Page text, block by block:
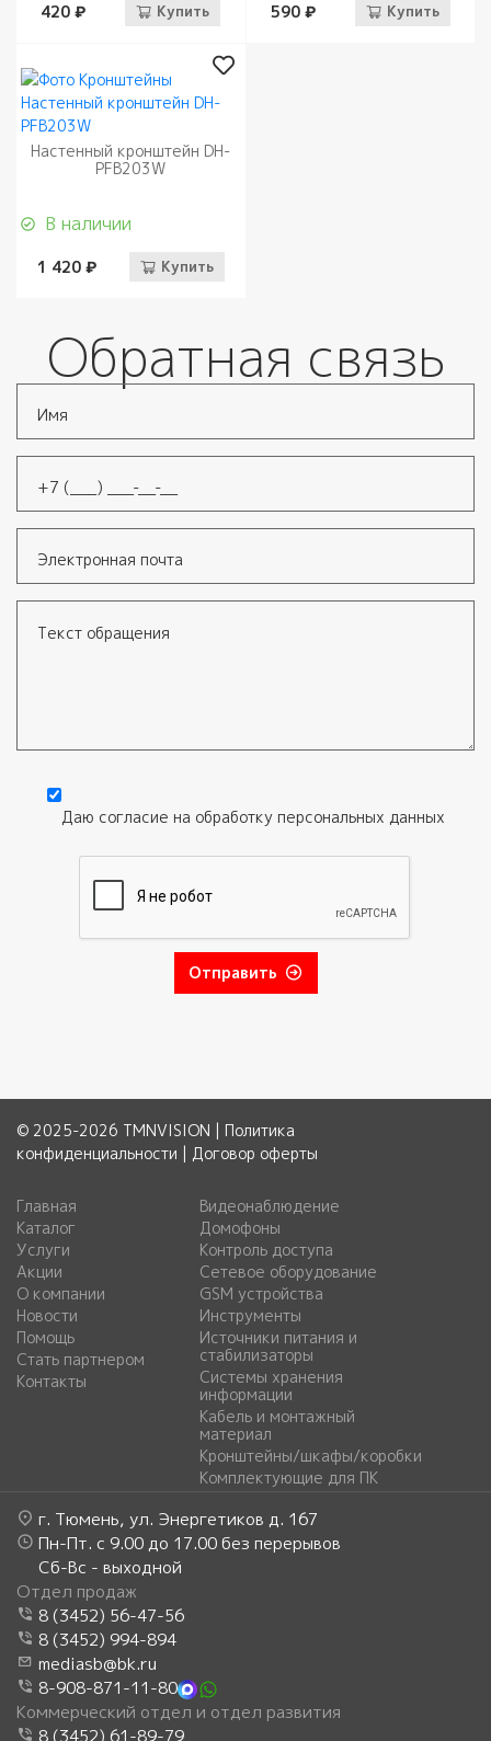
420 ₽ Купить 590 ₽ Купить
Настенный кронштейн DH-
PFB203W
В наличии
1 420 ₽ Купить
Обратная связь
Даю согласие на обработку персональных данных
Отправить
© 2025-2026 TMNVISION | Политика
конфиденциальности | Договор оферты
Главная
Каталог
Услуги
Акции
О компании
Новости
Помощь
Стать партнером
Контакты
Видеонаблюдение
Домофоны
Контроль доступа
Сетевое оборудование
GSM устройства
Инструменты
Источники питания и
стабилизаторы
Системы хранения
информации
Кабель и монтажный
материал
Кронштейны/шкафы/коробки
Комплектующие для ПК
г. Тюмень, ул. Энергетиков д. 167
Пн-Пт. с 9.00 до 17.00 без перерывов
Сб-Вс - выходной
Отдел продаж
8 (3452) 56-47-56
8 (3452) 994-894
mediasb@bk.ru
8-908-871-11-80
Коммерческий отдел и отдел развития
8 (3452) 61-89-79